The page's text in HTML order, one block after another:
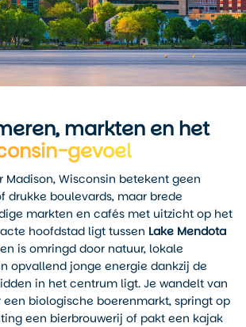
markten en het
gevoel
Madison, Wisconsin betekent geen
drukke boulevards, maar brede
markten en cafés met uitzicht op het
hoofdstad ligt tussen Lake Mendota
is omringd door natuur, lokale
opvallend jonge energie dankzij de
in het centrum ligt. Je wandelt van
biologische boerenmarkt, springt op
een bierbrouwerij of pakt een kajak